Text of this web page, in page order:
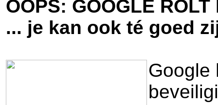
OOPS: GOOGLE
... je kan ook té goed
Google